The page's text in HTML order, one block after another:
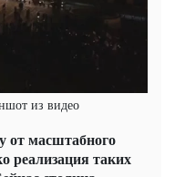
из видео
от масштабного
реализация таких